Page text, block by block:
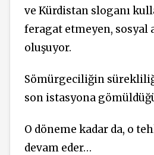
ve Kürdistan sloganı
feragat etmeyen, sosyal
oluşuyor.
Sömürgeciliğin
son istasyona
O döneme kadar da, o
devam eder…